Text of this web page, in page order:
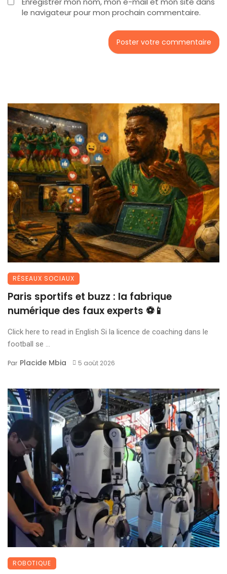
le navigateur pour mon prochain commentaire.
RÉSEAUX SOCIAUX
Paris sportifs et buzz : la fabrique
numérique des faux experts ⚽📱
Click here to read in English Si la licence de coaching dans le
football se ...
Par Placide Mbia 5 août 2026
ROBOTIQUE